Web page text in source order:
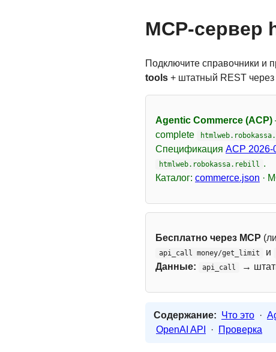
MCP-сервер
Подключите справочники и
tools + штатный REST через
Agentic Commerce (ACP)
complete
Спецификация ACP 2026-
htmlweb.robokassa.rebill .
Каталог: commerce.json ·
Бесплатно через MCP
api_call money/get_limit и
Данные:
api_call →
Содержание: Что это ·
OpenAI API
· Проверка